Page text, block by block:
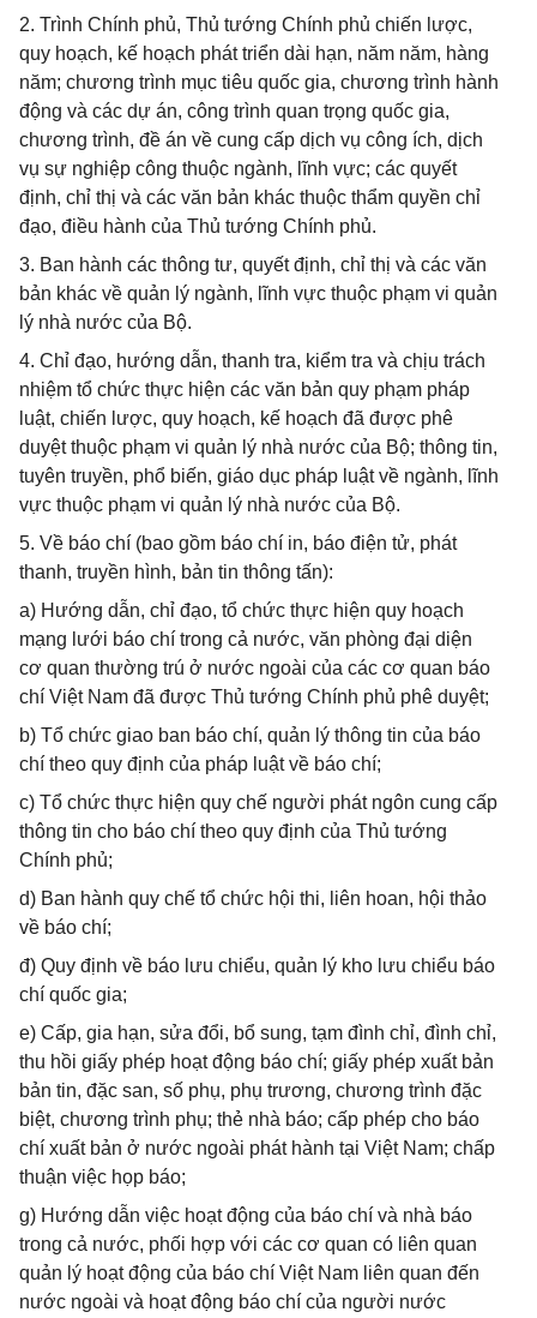
2. Trình Chính phủ, Thủ tướng Chính phủ chiến lược,
quy hoạch, kế hoạch phát triển dài hạn, năm năm, hàng
năm; chương trình mục tiêu quốc gia, chương trình hành
động và các dự án, công trình quan trọng quốc gia,
chương trình, đề án về cung cấp dịch vụ công ích, dịch
vụ sự nghiệp công thuộc ngành, lĩnh vực; các quyết
định, chỉ thị và các văn bản khác thuộc thẩm quyền chỉ
đạo, điều hành của Thủ tướng Chính phủ.
3. Ban hành các thông tư, quyết định, chỉ thị và các văn
bản khác về quản lý ngành, lĩnh vực thuộc phạm vi quản
lý nhà nước của Bộ.
4. Chỉ đạo, hướng dẫn, thanh tra, kiểm tra và chịu trách
nhiệm tổ chức thực hiện các văn bản quy phạm pháp
luật, chiến lược, quy hoạch, kế hoạch đã được phê
duyệt thuộc phạm vi quản lý nhà nước của Bộ; thông tin,
tuyên truyền, phổ biến, giáo dục pháp luật về ngành, lĩnh
vực thuộc phạm vi quản lý nhà nước của Bộ.
5. Về báo chí (bao gồm báo chí in, báo điện tử, phát
thanh, truyền hình, bản tin thông tấn):
a) Hướng dẫn, chỉ đạo, tổ chức thực hiện quy hoạch
mạng lưới báo chí trong cả nước, văn phòng đại diện
cơ quan thường trú ở nước ngoài của các cơ quan báo
chí Việt Nam đã được Thủ tướng Chính phủ phê duyệt;
b) Tổ chức giao ban báo chí, quản lý thông tin của báo
chí theo quy định của pháp luật về báo chí;
c) Tổ chức thực hiện quy chế người phát ngôn cung cấp
thông tin cho báo chí theo quy định của Thủ tướng
Chính phủ;
d) Ban hành quy chế tổ chức hội thi, liên hoan, hội thảo
về báo chí;
đ) Quy định về báo lưu chiểu, quản lý kho lưu chiểu báo
chí quốc gia;
e) Cấp, gia hạn, sửa đổi, bổ sung, tạm đình chỉ, đình chỉ,
thu hồi giấy phép hoạt động báo chí; giấy phép xuất bản
bản tin, đặc san, số phụ, phụ trương, chương trình đặc
biệt, chương trình phụ; thẻ nhà báo; cấp phép cho báo
chí xuất bản ở nước ngoài phát hành tại Việt Nam; chấp
thuận việc họp báo;
g) Hướng dẫn việc hoạt động của báo chí và nhà báo
trong cả nước, phối hợp với các cơ quan có liên quan
quản lý hoạt động của báo chí Việt Nam liên quan đến
nước ngoài và hoạt động báo chí của người nước